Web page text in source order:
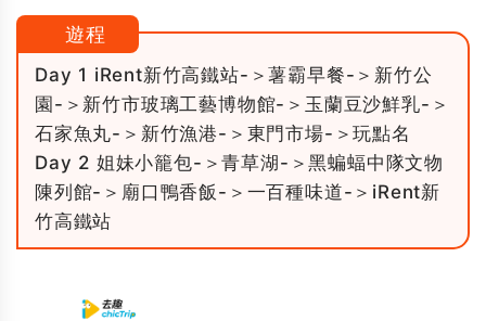
遊程
Day 1 iRent新竹高鐵站-＞薯霸早餐-＞新竹公
園-＞新竹市玻璃工藝博物館-＞玉蘭豆沙鮮乳-＞
石家魚丸-＞新竹漁港-＞東門市場-＞玩點名
Day 2 姐妹小籠包-＞青草湖-＞黑蝙蝠中隊文物
陳列館-＞廟口鴨香飯-＞一百種味道-＞iRent新
竹高鐵站